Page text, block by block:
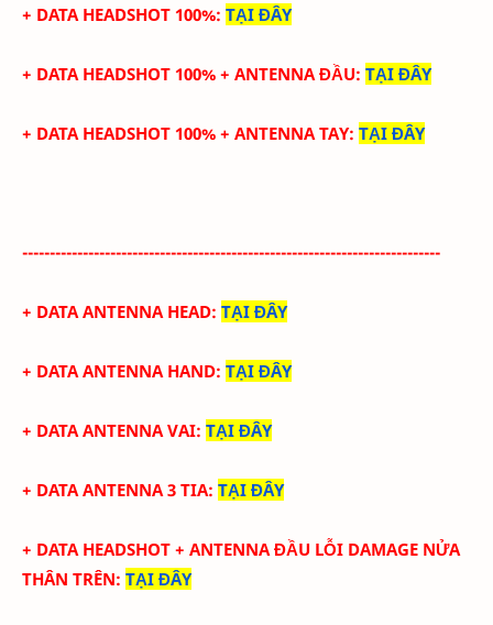
+ DATA HEADSHOT 100%: TẠI ĐÂY
+ DATA HEADSHOT 100% + ANTENNA ĐẦU: TẠI ĐÂY
+ DATA HEADSHOT 100% + ANTENNA TAY: TẠI ĐÂY
----------------------------------------------------------------------------
+ DATA ANTENNA HEAD: TẠI ĐÂY
+ DATA ANTENNA HAND: TẠI ĐÂY
+ DATA ANTENNA VAI: TẠI ĐÂY
+ DATA ANTENNA 3 TIA: TẠI ĐÂY
+ DATA HEADSHOT + ANTENNA ĐẦU LỖI DAMAGE NỬA
THÂN TRÊN: TẠI ĐÂY